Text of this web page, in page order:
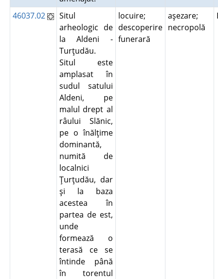
46037.02
Situl
arheologic de
la Aldeni -
Turţudău.
Situl este
amplasat în
sudul satului
Aldeni, pe
malul drept al
râului Slănic,
pe o înălţime
dominantă,
numită de
localnici
Ţurţudău, dar
şi la baza
acestea în
partea de est,
unde
formează o
terasă ce se
întinde până
în torentul
locuire;
descoperire
funerară
aşezare;
necropolă